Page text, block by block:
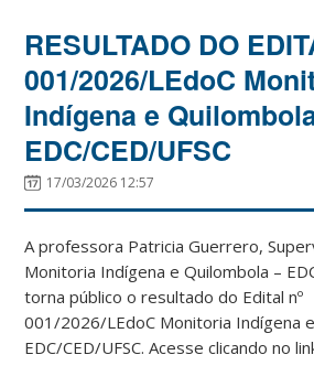
RESULTADO DO
001/2026/LEdoC
Indígena e
EDC/CED/UFSC
17/03/2026 12:57
A professora Patricia Guerrero,
Monitoria Indígena e Quilombola –
torna público o resultado do Edital nº
001/2026/LEdoC Monitoria Indígena
EDC/CED/UFSC. Acesse clicando no